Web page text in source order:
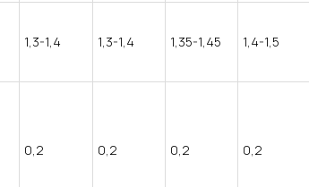
1,3-1,4 1,3-1,4 1,35-1,45 1,4-1,5
0,2 0,2 0,2 0,2